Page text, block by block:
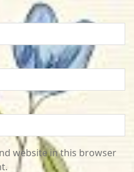
website in this browser